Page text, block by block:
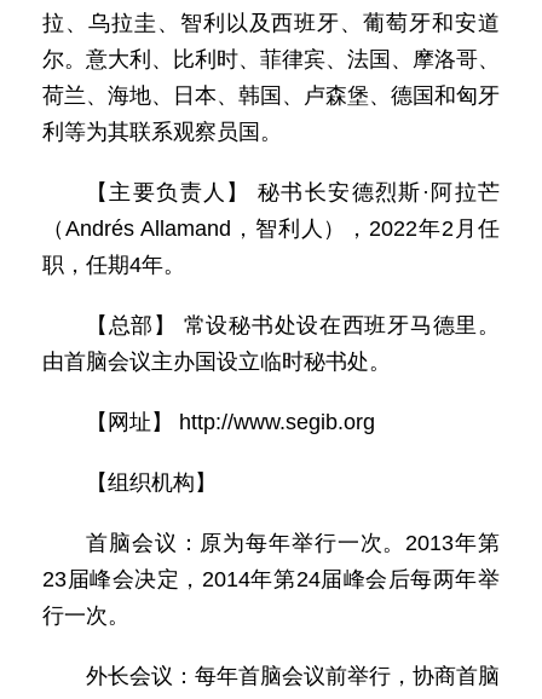
拉、乌拉圭、智利以及西班牙、葡萄牙和安道
尔。意大利、比利时、菲律宾、法国、摩洛哥、
荷兰、海地、日本、韩国、卢森堡、德国和匈牙
利等为其联系观察员国。
【主要负责人】 秘书长安德烈斯·阿拉芒
（Andrés Allamand，智利人），2022年2月任
职，任期4年。
【总部】 常设秘书处设在西班牙马德里。
由首脑会议主办国设立临时秘书处。
【网址】 http://www.segib.org
【组织机构】
首脑会议：原为每年举行一次。2013年第
23届峰会决定，2014年第24届峰会后每两年举
行一次。
外长会议：每年首脑会议前举行，协商首脑